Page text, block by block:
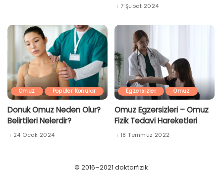
7 Şubat 2024
Omuz Popüler Konular
Donuk Omuz Neden Olur?
Belirtileri Nelerdir?
24 Ocak 2024
Egzersizler Omuz
Omuz Egzersizleri – Omuz
Fizik Tedavi Hareketleri
18 Temmuz 2022
© 2016–2021 doktorfizik